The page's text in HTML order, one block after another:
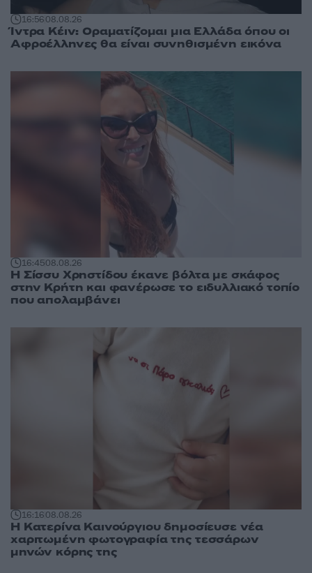
16:5608.08.26
Ίντρα Κέιν: Οραματίζομαι μια Ελλάδα όπου οι
Αφροέλληνες θα είναι συνηθισμένη εικόνα
16:4508.08.26
Η Σίσσυ Χρηστίδου έκανε βόλτα με σκάφος
στην Κρήτη και φανέρωσε το ειδυλλιακό τοπίο
που απολαμβάνει
16:1608.08.26
Η Κατερίνα Καινούργιου δημοσίευσε νέα
χαριτωμένη φωτογραφία της τεσσάρων
μηνών κόρης της